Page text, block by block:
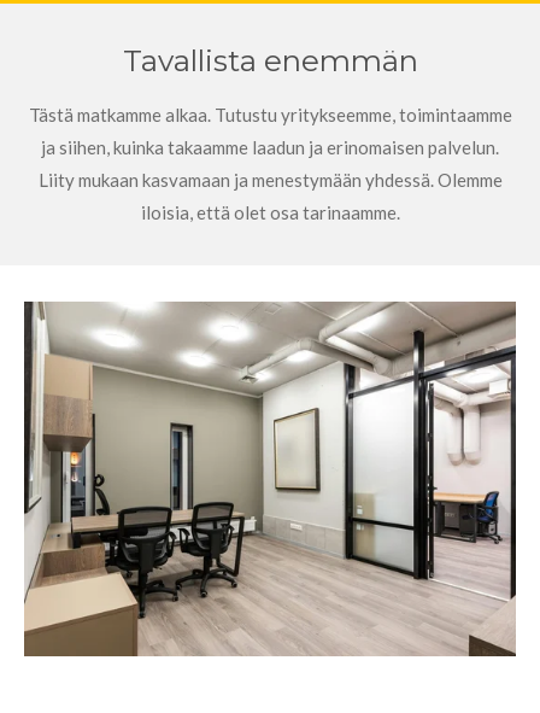
Tavallista enemmän
Tästä matkamme alkaa. Tutustu yritykseemme, toimintaamme
ja siihen, kuinka takaamme laadun ja erinomaisen palvelun.
Liity mukaan kasvamaan ja menestymään yhdessä. Olemme
iloisia, että olet osa tarinaamme.